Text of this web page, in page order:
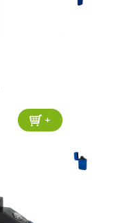
+